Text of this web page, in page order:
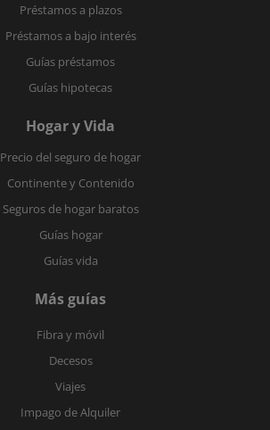
Préstamos a plazos
Préstamos a bajo interés
Guías préstamos
Guías hipotecas
Hogar y Vida
Precio del seguro de hogar
Continente y Contenido
Seguros de hogar baratos
Guías hogar
Guías vida
Más guías
Fibra y móvil
Decesos
Viajes
Impago de Alquiler